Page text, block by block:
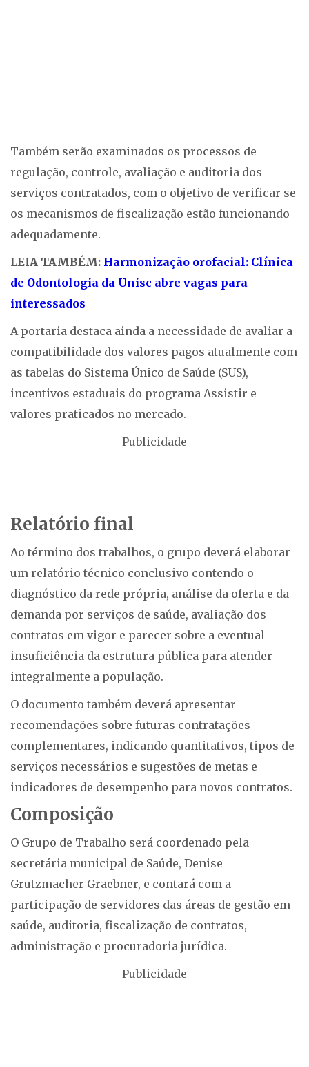
Também serão examinados os processos de
regulação, controle, avaliação e auditoria dos
serviços contratados, com o objetivo de verificar se
os mecanismos de fiscalização estão funcionando
adequadamente.
LEIA TAMBÉM: Harmonização orofacial: Clínica
de Odontologia da Unisc abre vagas para
interessados
A portaria destaca ainda a necessidade de avaliar a
compatibilidade dos valores pagos atualmente com
as tabelas do Sistema Único de Saúde (SUS),
incentivos estaduais do programa Assistir e
valores praticados no mercado.
Publicidade
Relatório final
Ao término dos trabalhos, o grupo deverá elaborar
um relatório técnico conclusivo contendo o
diagnóstico da rede própria, análise da oferta e da
demanda por serviços de saúde, avaliação dos
contratos em vigor e parecer sobre a eventual
insuficiência da estrutura pública para atender
integralmente a população.
O documento também deverá apresentar
recomendações sobre futuras contratações
complementares, indicando quantitativos, tipos de
serviços necessários e sugestões de metas e
indicadores de desempenho para novos contratos.
Composição
O Grupo de Trabalho será coordenado pela
secretária municipal de Saúde, Denise
Grutzmacher Graebner, e contará com a
participação de servidores das áreas de gestão em
saúde, auditoria, fiscalização de contratos,
administração e procuradoria jurídica.
Publicidade